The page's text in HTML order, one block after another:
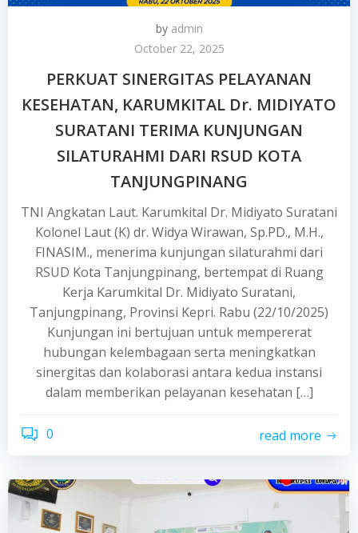
by admin
October 22, 2025
PERKUAT SINERGITAS PELAYANAN
KESEHATAN, KARUMKITAL Dr. MIDIYATO
SURATANI TERIMA KUNJUNGAN
SILATURAHMI DARI RSUD KOTA
TANJUNGPINANG
TNI Angkatan Laut. Karumkital Dr. Midiyato Suratani
Kolonel Laut (K) dr. Widya Wirawan, Sp.PD., M.H.,
FINASIM., menerima kunjungan silaturahmi dari
RSUD Kota Tanjungpinang, bertempat di Ruang
Kerja Karumkital Dr. Midiyato Suratani,
Tanjungpinang, Provinsi Kepri. Rabu (22/10/2025)
Kunjungan ini bertujuan untuk mempererat
hubungan kelembagaan serta meningkatkan
sinergitas dan kolaborasi antara kedua instansi
dalam memberikan pelayanan kesehatan […]
0 read more